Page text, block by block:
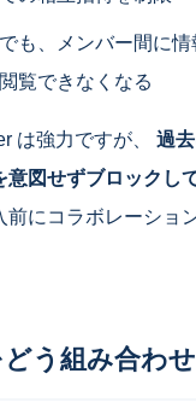
も、メンバー間に
覧できなくなる
は強力ですが、 過
意図せずブロックし
前にコラボレーショ
う組み合わ